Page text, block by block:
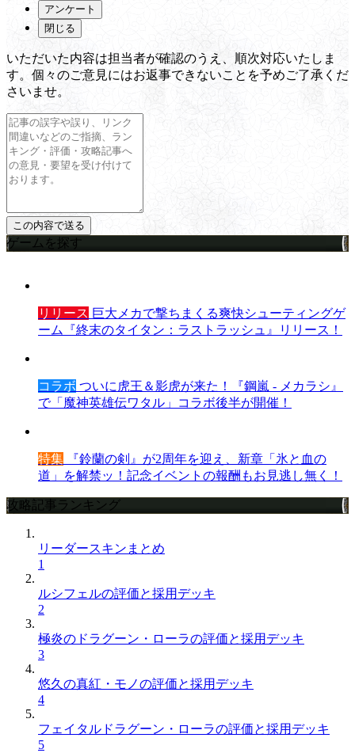
アンケート
閉じる
いただいた内容は担当者が確認のうえ、順次対応いたしま
す。個々のご意見にはお返事できないことを予めご了承くだ
さいませ。
ゲームを探す
リリース 巨大メカで撃ちまくる爽快シューティングゲ
ーム『終末のタイタン：ラストラッシュ』リリース！
コラボ ついに虎王＆影虎が来た！『鋼嵐 - メカラシ』
で「魔神英雄伝ワタル」コラボ後半が開催！
特集 『鈴蘭の剣』が2周年を迎え、新章「氷と血の
道」を解禁ッ！記念イベントの報酬もお見逃し無く！
攻略記事ランキング
リーダースキンまとめ
1
ルシフェルの評価と採用デッキ
2
極炎のドラグーン・ローラの評価と採用デッキ
3
悠久の真紅・モノの評価と採用デッキ
4
フェイタルドラグーン・ローラの評価と採用デッキ
5